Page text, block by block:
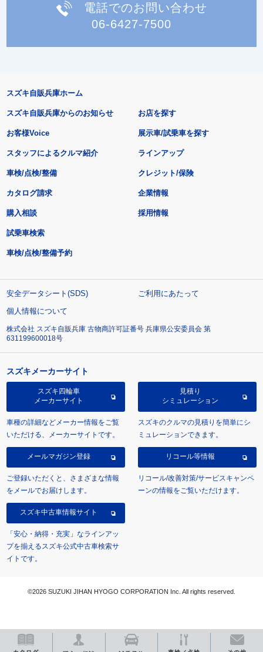
電話でのお問い合わせ
06-6427-7500
スズキ自販兵庫ホーム
スズキ自販兵庫からのお知らせ
お客様Voice
スタッフによるクルマ紹介
お店を探す
展示車/試乗車を探す
ラインアップ
車検/点検/整備 クレジット/保険
カタログ請求
購入相談
試乗車検索
車検/点検/整備予約
企業情報
採用情報
安全データシート(SDS)
ご利用にあたって
個人情報について
株式会社 スズキ自販兵庫 古物商許可証番号 兵庫県公安委員会 第
631199600018号
スズキメーカーサイト
スズキ四輪車
メーカーサイト
車種の詳細などメーカー情報をご覧
いただける、メーカーサイトです。
見積り
シミュレーション
スズキのクルマの見積りを簡単にシ
ミュレーションできます。
メールマガジン登録
ご登録いただくと、さまざまな情報
をメールでお届けします。
リコール等情報
リコール/改善対策/サービスキャンペ
ーンの情報をご覧いただけます。
スズキ中古車情報サイト
「安心・納得・充実」なラインアッ
プを揃えるスズキ公式中古車検索サ
イトです。
©2026 SUZUKI JIHAN HYOGO CORPORATION Inc. All rights reserved.